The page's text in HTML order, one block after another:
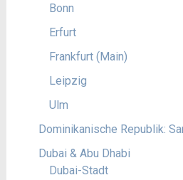
Bonn
Erfurt
Frankfurt (Main)
Leipzig
Ulm
Dominikanische Republik:
Dubai & Abu Dhabi
Dubai-Stadt